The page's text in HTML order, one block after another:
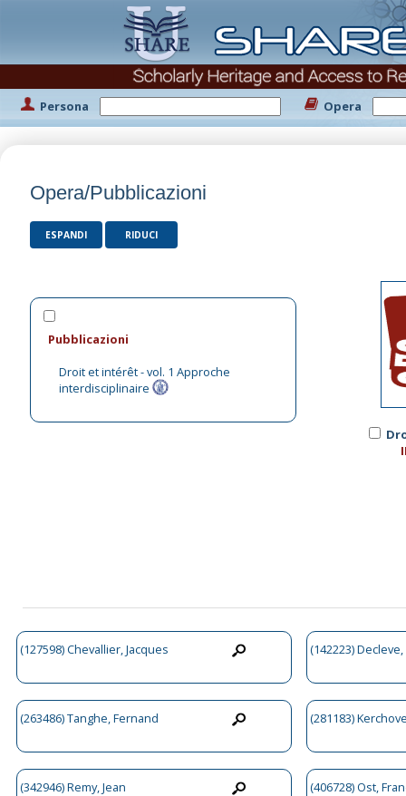
Persona Opera
Opera/Pubblicazioni
ESPANDI RIDUCI
Pubblicazioni
Droit et intérêt - vol. 1 Approche
interdisciplinaire
(127598) Chevallier, Jacques (142223)
(263486) Tanghe, Fernand (281183)
(342946) Remy, Jean (406728) Ost,